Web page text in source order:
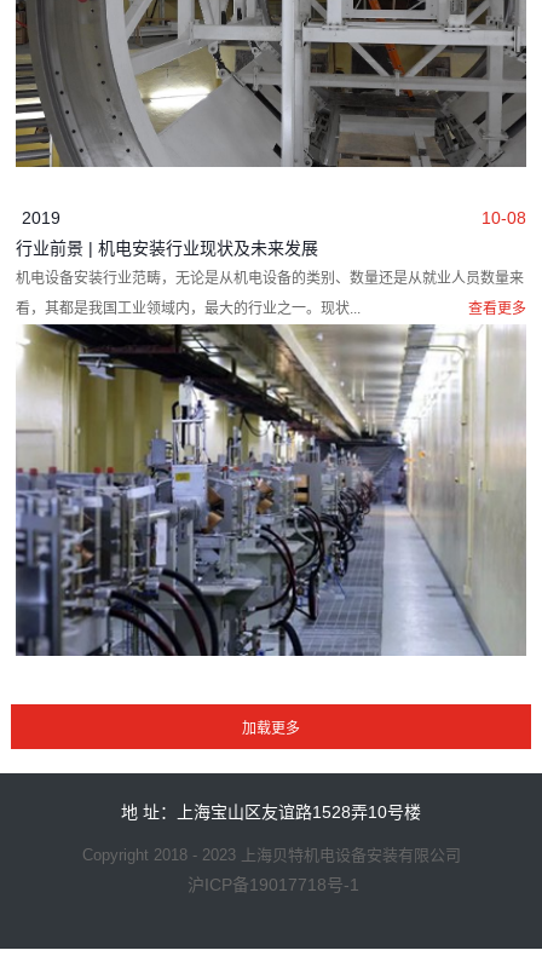
10-08
2019
行业前景 | 机电安装行业现状及未来发展
机电设备安装行业范畴，无论是从机电设备的类别、数量还是从就业人员数量来
看，其都是我国工业领域内，最大的行业之一。现状...
查看更多
地 址：上海宝山区友谊路1528弄10号楼
Copyright 2018 - 2023 上海贝特机电设备安装有限公司
沪ICP备19017718号-1